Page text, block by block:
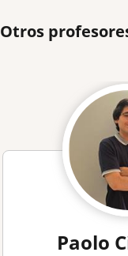
Otros
Paolo